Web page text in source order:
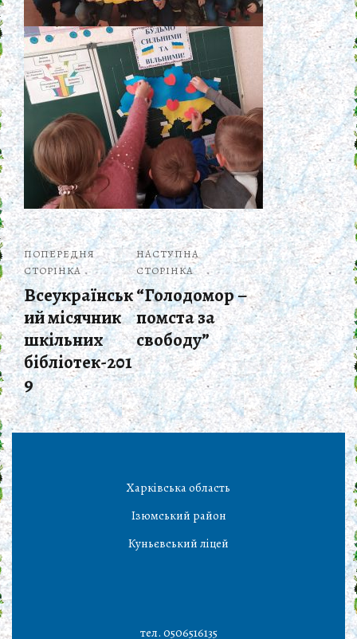
ПОПЕРЕДНЯ
СТОРІНКА
Всеукраїнськ
ий місячник
шкільних
бібліотек-201
9
НАСТУПНА
СТОРІНКА
“Голодомор –
помста за
свободу”
Харківська область
Ізюмський район
Куньєвський ліцей
тел. 0506516135